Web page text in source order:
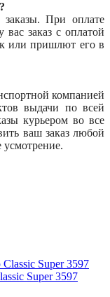
При оплате
заказ с оплатой
или пришлют его в
компанией
выдачи по всей
курьером во все
ваш заказ любой
Super 3597